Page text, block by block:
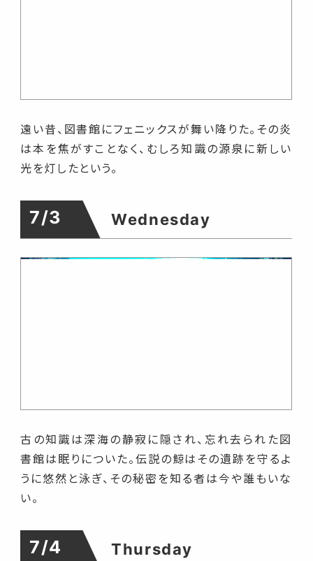
遠い昔、図書館にフェニックスが舞い降りた。その炎
は本を焦がすことなく、むしろ知識の源泉に新しい
光を灯したという。
7/3 Wednesday
古の知識は深海の静寂に隠され、忘れ去られた図
書館は眠りについた。伝説の鯨はその遺跡を守るよ
うに悠然と泳ぎ、その秘密を知る者は今や誰もいな
い。
7/4 Thursday